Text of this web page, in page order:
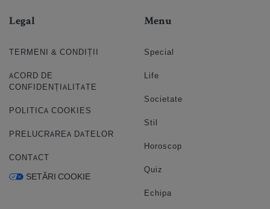
Legal
TERMENI & CONDIȚII
ACORD DE
CONFIDENȚIALITATE
POLITICA COOKIES
PRELUCRAREA DATELOR
CONTACT
SETĂRI COOKIE
Menu
Special
Life
Societate
Stil
Horoscop
Quiz
Echipa